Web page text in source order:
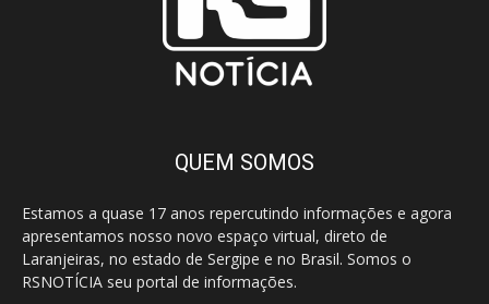
QUEM SOMOS
Estamos a quase 17 anos repercutindo informações e agora
apresentamos nosso novo espaço virtual, direto de
Laranjeiras, no estado de Sergipe e no Brasil. Somos o
RSNOTÍCIA seu portal de informações.